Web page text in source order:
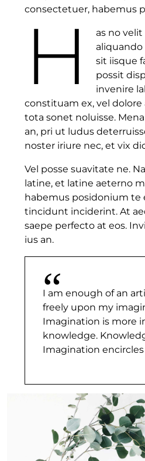
consectetuer, habemus
H
as no
sit iisque
possit
invenire
constituam ex, vel
tota sonet noluisse.
an, pri ut ludus
noster iriure nec, et vix
Vel posse suavitate ne.
latine, et latine aeterno
habemus posidonium te
tincidunt inciderint. At
saepe perfecto at eos.
ius an.
I am enough of an
freely upon my
Imagination is more
knowledge.
Imagination